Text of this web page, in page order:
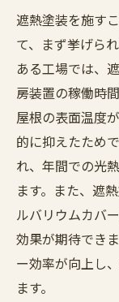
遮熱塗装を施す
て、まず挙げら
ある工場では、
房装置の稼働時
屋根の表面温度
的に抑えたため
れ、年間での光
ます。また、遮
ルバリウムカバ
効果が期待でき
ー効率が向上し
ます。